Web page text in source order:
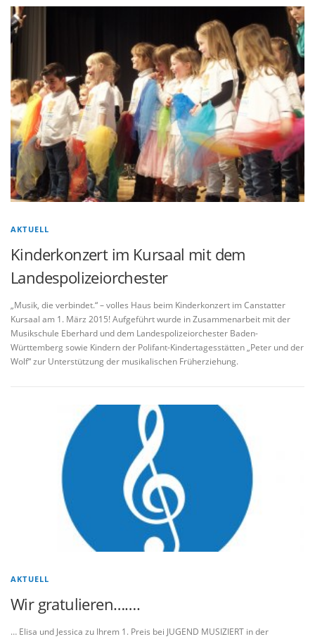
AKTUELL
Kinderkonzert im Kursaal mit dem
Landespolizeiorchester
„Musik, die verbindet.“ – volles Haus beim Kinderkonzert im Canstatter
Kursaal am 1. März 2015! Aufgeführt wurde in Zusammenarbeit mit der
Musikschule Eberhard und dem Landespolizeiorchester Baden-
Württemberg sowie Kindern der Polifant-Kindertagesstätten „Peter und der
Wolf“ zur Unterstützung der musikalischen Früherziehung.
AKTUELL
Wir gratulieren…….
… Elisa und Jessica zu Ihrem 1. Preis bei JUGEND MUSIZIERT in der